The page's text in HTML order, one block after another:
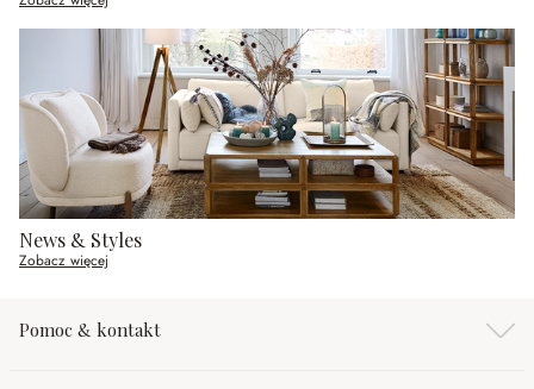
News & Styles
Zobacz więcej
Pomoc & kontakt